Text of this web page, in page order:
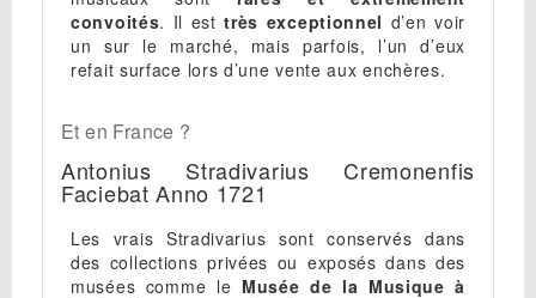
convoités. Il esttrès exceptionnel d’en voir
un sur le marché, mais parfois, l’un d’eux
refait surface lors d’une vente aux enchères.
Et en France ?
Antonius Stradivarius Cremonenfis
Faciebat Anno 1721
Les vrais Stradivarius sont conservés dans
des collections privées ou exposés dans des
musées comme le Musée de la Musique à